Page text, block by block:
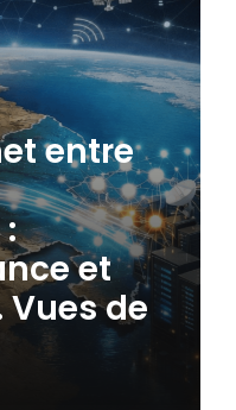
entre
et
de